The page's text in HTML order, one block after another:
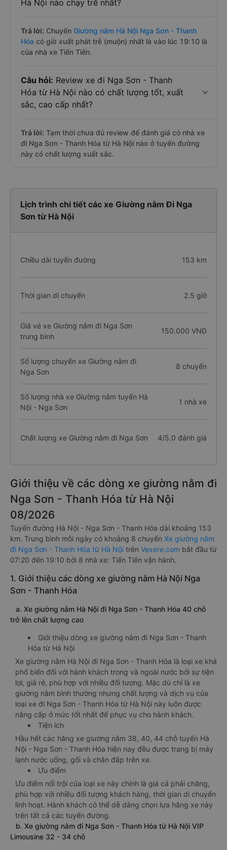
Hà Nội nào chạy trễ nhất?
Trả lời: Chuyến Giường nằm Hà Nội Nga Sơn - Thanh
Hóa có giờ xuất phát trễ (muộn) nhất là vào lúc 19:10 là
của nhà xe Tiến Tiến.
Câu hỏi: Review xe đi Nga Sơn - Thanh
Hóa từ Hà Nội nào có chất lượng tốt, xuất
sắc, cao cấp nhất?
Trả lời: Tạm thời chưa đủ review để đánh giá có nhà xe
đi Nga Sơn - Thanh Hóa từ Hà Nội nào ở tuyến đường
này có chất lượng xuất sắc.
Lịch trình chi tiết các xe Giường nằm Đi Nga
Sơn từ Hà Nội
Chiều dài tuyến đường 153 km
Thời gian di chuyển 2.5 giờ
Giá vé xe Giường nằm đi Nga Sơn
trung bình
150.000 VNĐ
Số lượng chuyến xe Giường nằm đi
Nga Sơn
8 chuyến
Số lượng nhà xe Giường nằm tuyến Hà
Nội - Nga Sơn
1 nhà xe
Chất lượng xe Giường nằm đi Nga Sơn 4/5.0 đánh giá
Giới thiệu về các dòng xe giường nằm đi
Nga Sơn - Thanh Hóa từ Hà Nội
08/2026
Tuyến đường Hà Nội - Nga Sơn - Thanh Hóa dài khoảng 153
km. Trung bình mỗi ngày có khoảng 8 chuyến Xe giường nằm
đi Nga Sơn - Thanh Hóa từ Hà Nội trên Vexere.com bắt đầu từ
07:20 đến 19:10 bởi 8 nhà xe: Tiến Tiến vận hành.
1. Giới thiệu các dòng xe giường nằm Hà Nội Nga
Sơn - Thanh Hóa
a. Xe giường nằm Hà Nội đi Nga Sơn - Thanh Hóa 40 chỗ
trở lên chất lượng cao
Giới thiệu dòng xe giường nằm đi Nga Sơn - Thanh
Hóa từ Hà Nội
Xe giường nằm Hà Nội đi Nga Sơn - Thanh Hóa là loại xe khá
phổ biến đối với hành khách trong và ngoài nước bởi sự tiện
lợi, giá rẻ, phù hợp với nhiều đối tượng. Mặc dù chỉ là xe
giường nằm bình thường nhưng chất lượng và dịch vụ của
loại xe đi Nga Sơn - Thanh Hóa từ Hà Nội này luôn được
nâng cấp ở mức tốt nhất để phục vụ cho hành khách.
Tiện ích
Hầu hết các hãng xe giường nằm 38, 40, 44 chỗ tuyến Hà
Nội - Nga Sơn - Thanh Hóa hiện nay đều được trang bị máy
lạnh nước uống, gối và chăn đắp trên xe.
Ưu điểm
Ưu điểm nổi trội của loại xe này chính là giá cả phải chăng,
phù hợp với nhiều đối tượng khách hàng, thời gian di chuyển
linh hoạt. Hành khách có thể dễ dàng chọn lựa hãng xe này
trên tất cả các tuyến đường.
b. Xe giường nằm đi Nga Sơn - Thanh Hóa từ Hà Nội VIP
Limousine 32 - 34 chỗ